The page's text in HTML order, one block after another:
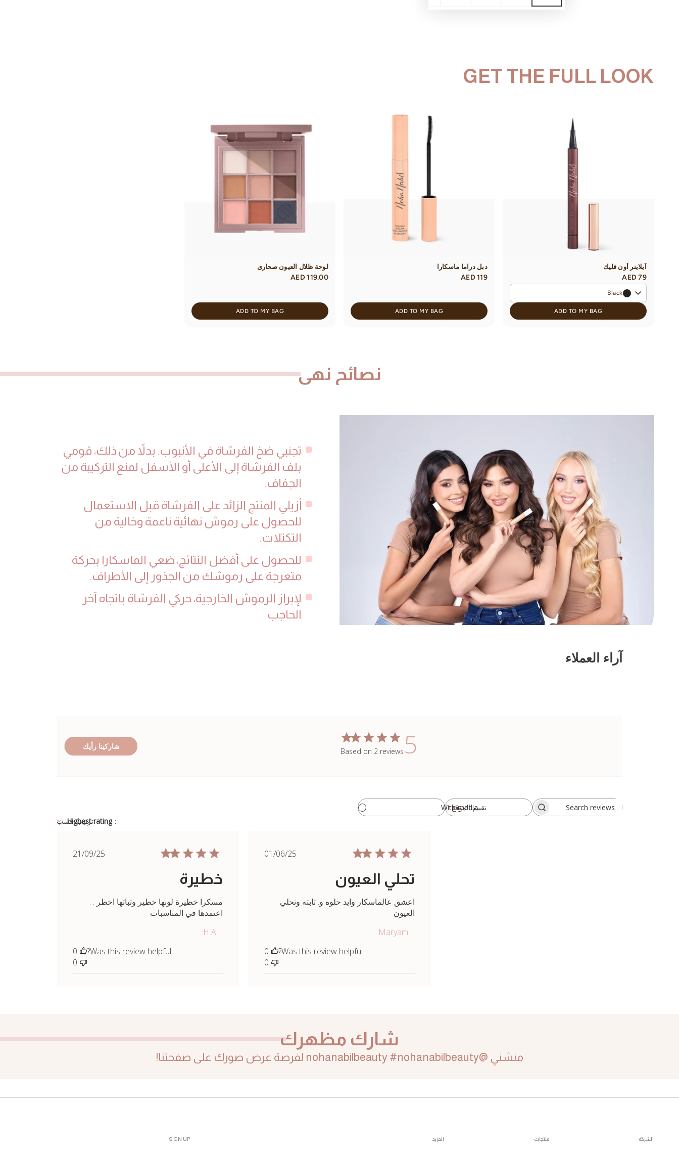
GET THE FULL LOOK
آيلاينر أون فليك
AED 79
Black
ADD TO MY BAG
دبل دراما ماسكارا
AED 119
ADD TO MY BAG
لوحة ظلال العيون صحارى
AED 119.00
ADD TO MY BAG
نصائح نهى
تجنبي ضخ الفرشاة في الأنبوب. بدلاً من ذلك، قومي
بلف الفرشاة إلى الأعلى أو الأسفل لمنع التركيبة من
الجفاف.
أزيلي المنتج الزائد على الفرشاة قبل الاستعمال
للحصول على رموش نهائية ناعمة وخالية من
التكتلات.
للحصول على أفضل النتائج، ضعي الماسكارا بحركة
متعرجة على رموشك من الجذور إلى الأطراف.
لإبراز الرموش الخارجية، حركي الفرشاة باتجاه آخر
الحاجب
آراء العملاء
5
Based on 2 reviews
شاركينا رأيك
Search
تقييم الموقع
With media
ترتيب حسب
:
Highest rating
Published21/09/25
خطيرة
مسكرا خطيرة لونها خطير وثباتها اخطر . .
اعتمدها في المناسبات
H A.
Was this review helpful?
0
0
Published01/06/25
تحلي العيون
اعشق عالماسكار وايد حلوه و. ثابته وتحلي
العيون
Maryam
Was this review helpful?
0
0
شارك مظهرك
منشني @nohanabilbeauty #nohanabilbeauty لفرصة عرض صورك على صفحتنا!
الشركة منتجات المزيد SIGN UP